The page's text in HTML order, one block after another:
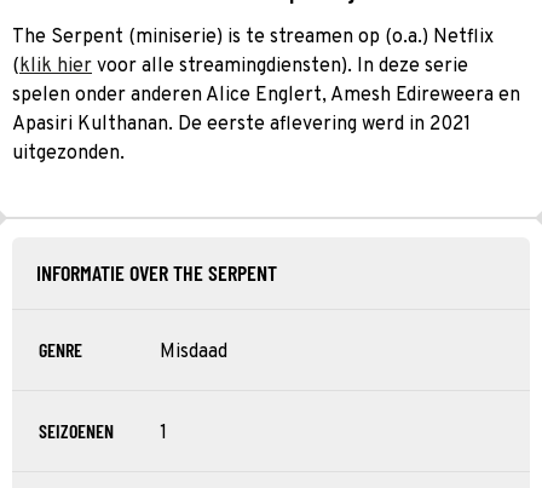
The Serpent (miniserie) is te streamen op (o.a.) Netflix
(klik hier voor alle streamingdiensten). In deze serie
spelen onder anderen Alice Englert, Amesh Edireweera en
Apasiri Kulthanan. De eerste aflevering werd in 2021
uitgezonden.
INFORMATIE OVER THE SERPENT
GENRE Misdaad
SEIZOENEN 1